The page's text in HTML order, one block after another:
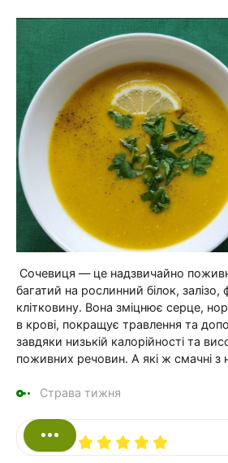
Сочевиця — це надзвичайно
багатий на рослинний білок, залізо,
клітковину. Вона зміцнює серце,
в крові, покращує травлення та
завдяки низькій калорійності та
поживних речовин. А які ж смачні з
Страва тижня